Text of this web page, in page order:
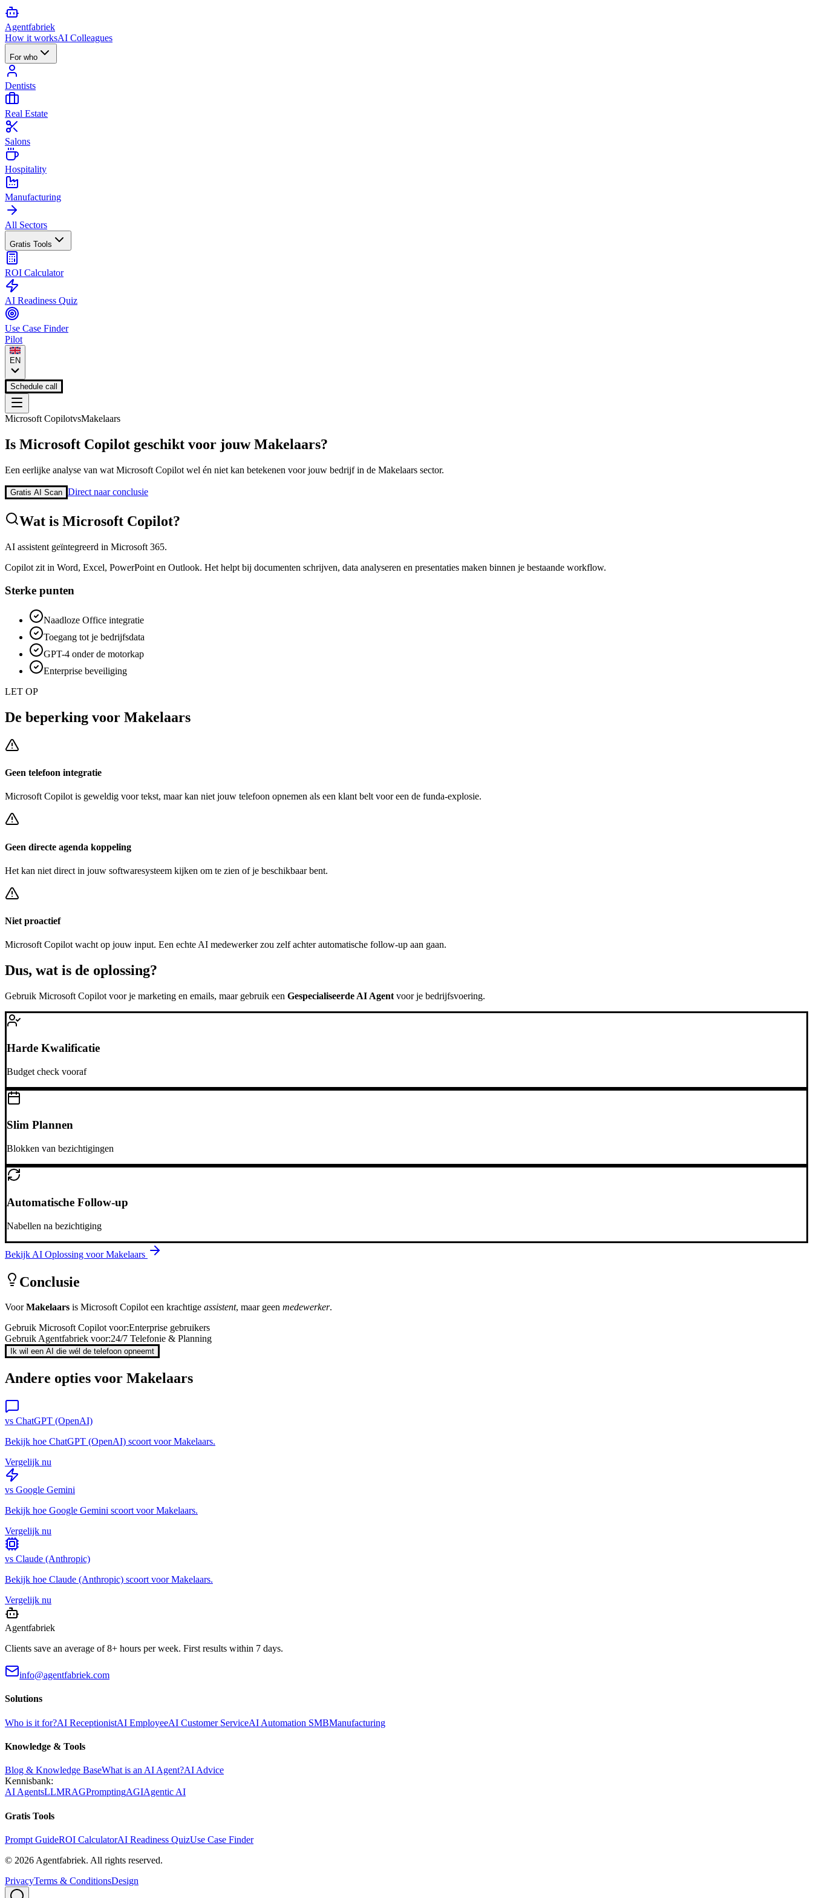
Agentfabriek
How it worksAI Colleagues
For who
Dentists
Real Estate
Salons
Hospitality
Manufacturing
All Sectors
Gratis Tools
ROI Calculator
AI Readiness Quiz
Use Case Finder
Pilot
EN
Schedule call
Microsoft CopilotvsMakelaars
Is Microsoft Copilot geschikt voor jouwMakelaars?
Een eerlijke analyse van wat Microsoft Copilot wel én niet kan betekenen voor jouw bedrijf in de Makelaars sector.
Gratis AI Scan Direct naar conclusie
Wat is Microsoft Copilot?
AI assistent geïntegreerd in Microsoft 365.
Copilot zit in Word, Excel, PowerPoint en Outlook. Het helpt bij documenten schrijven, data analyseren en presentaties maken binnen je bestaande workflow.
Sterke punten
Naadloze Office integratie
Toegang tot je bedrijfsdata
GPT-4 onder de motorkap
Enterprise beveiliging
LET OP
De beperking voor Makelaars
Geen telefoon integratie
Microsoft Copilotis geweldig voor tekst, maar kan niet jouw telefoon opnemen als een klant belt voor een de funda-explosie.
Geen directe agenda koppeling
Het kan niet direct in jouw softwaresysteem kijken om te zien of je beschikbaar bent.
Niet proactief
Microsoft Copilotwacht op jouw input. Een echte AI medewerker zou zelf achterautomatische follow-up aan gaan.
Dus, wat is de oplossing?
Gebruik Microsoft Copilot voor je marketing en emails, maar gebruik een Gespecialiseerde AI Agent voor je bedrijfsvoering.
Harde Kwalificatie
Budget check vooraf
Slim Plannen
Blokken van bezichtigingen
Automatische Follow-up
Nabellen na bezichtiging
Bekijk AI Oplossing voorMakelaars
Conclusie
VoorMakelaars is Microsoft Copiloteen krachtige assistent, maar geen medewerker.
Gebruik Microsoft Copilotvoor:Enterprise gebruikers
Gebruik Agentfabriek voor:24/7 Telefonie & Planning
Ik wil een AI die wél de telefoon opneemt
Andere opties voor Makelaars
vs ChatGPT (OpenAI)
Bekijk hoe ChatGPT (OpenAI) scoort voorMakelaars.
Vergelijk nu
vs Google Gemini
Bekijk hoe Google Gemini scoort voorMakelaars.
Vergelijk nu
vs Claude (Anthropic)
Bekijk hoe Claude (Anthropic) scoort voorMakelaars.
Vergelijk nu
Agentfabriek
Clients save an average of 8+ hours per week. First results within 7 days.
info@agentfabriek.com
Solutions
Who is it for?AI ReceptionistAI EmployeeAI Customer ServiceAI Automation SMBManufacturing
Knowledge & Tools
Blog & Knowledge BaseWhat is an AI Agent?AI Advice
Kennisbank:
AI AgentsLLMRAGPromptingAGIAgentic AI
Gratis Tools
Prompt GuideROI CalculatorAI Readiness QuizUse Case Finder
© 2026 Agentfabriek. All rights reserved.
PrivacyTerms & ConditionsDesign